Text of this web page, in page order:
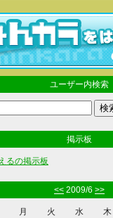
ユーザー内検索
掲示板
るの掲示板
<< 2009/6 >>
月 火 水 木